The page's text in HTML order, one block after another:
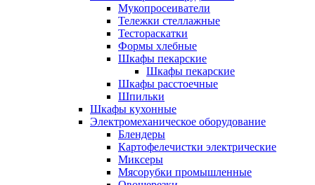
Мукопросеиватели
Тележки стеллажные
Тестораскатки
Формы хлебные
Шкафы пекарские
Шкафы пекарские
Шкафы расстоечные
Шпильки
Шкафы кухонные
Электромеханическое оборудование
Блендеры
Картофелечистки электрические
Миксеры
Мясорубки промышленные